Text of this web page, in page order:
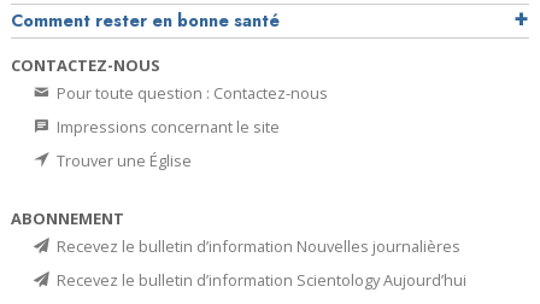
Comment rester en bonne santé
CONTACTEZ-NOUS
Pour toute question : Contactez-nous
Impressions concernant le site
Trouver une Église
ABONNEMENT
Recevez le bulletin d’information Nouvelles journalières
Recevez le bulletin d’information Scientology Aujourd’hui